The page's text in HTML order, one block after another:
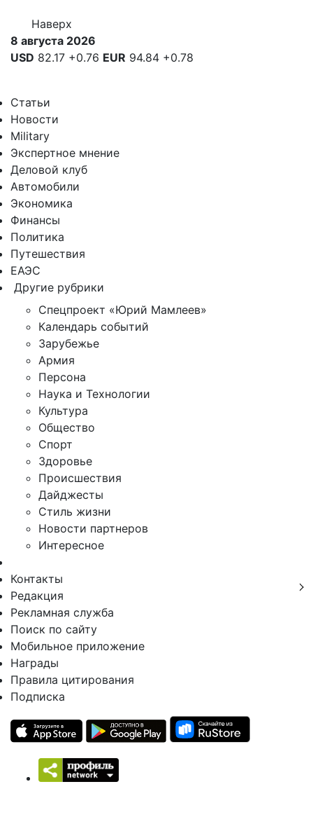
Наверх
8 августа 2026
USD 82.17 +0.76 EUR 94.84 +0.78
Статьи
Новости
Military
Экспертное мнение
Деловой клуб
Автомобили
Экономика
Финансы
Политика
Путешествия
ЕАЭС
Другие рубрики
Спецпроект «Юрий Мамлеев»
Календарь событий
Зарубежье
Армия
Персона
Наука и Технологии
Культура
Общество
Спорт
Здоровье
Происшествия
Дайджесты
Стиль жизни
Новости партнеров
Интересное
Контакты
Редакция
Рекламная служба
Поиск по сайту
Мобильное приложение
Награды
Правила цитирования
Подписка